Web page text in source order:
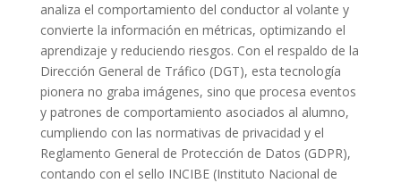
analiza el comportamiento del conductor al volante y
convierte la información en métricas, optimizando el
aprendizaje y reduciendo riesgos. Con el respaldo de la
Dirección General de Tráfico (DGT), esta tecnología
pionera no graba imágenes, sino que procesa eventos
y patrones de comportamiento asociados al alumno,
cumpliendo con las normativas de privacidad y el
Reglamento General de Protección de Datos (GDPR),
contando con el sello INCIBE (Instituto Nacional de